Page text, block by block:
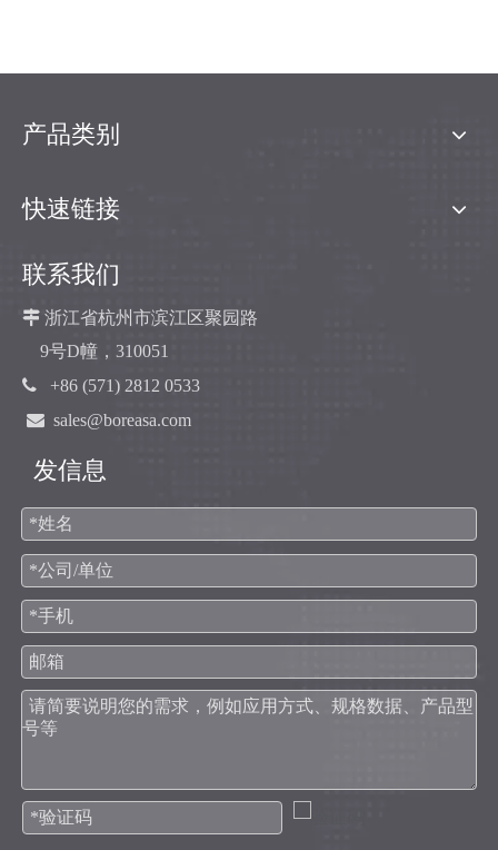
产品类别
快速链接
联系我们
 浙江省杭州市滨江区聚园路
9号D幢，310051
 +86 (571) 2812 0533
 sales@boreasa.com
发信息